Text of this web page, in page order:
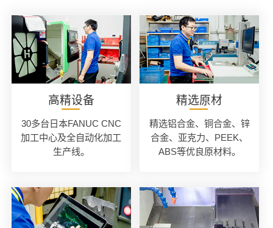
高精设备
30多台日本FANUC CNC
加工中心及全自动化加工
生产线。
精选原材
精选铝合金、铜合金、锌
合金、亚克力、PEEK、
ABS等优良原材料。